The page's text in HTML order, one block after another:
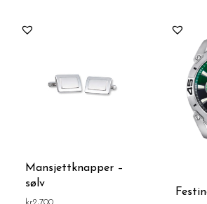
Mansjettknapper –
sølv